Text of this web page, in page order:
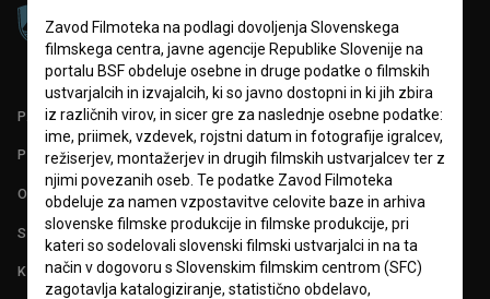
PARTNERJI
POGOJI UPORABE
O PROJEKTU
STATISTIKA
KONTAKT
Zavod Filmoteka na podlagi dovoljenja Slovenskega
filmskega centra, javne agencije Republike Slovenije na
portalu BSF obdeluje osebne in druge podatke o filmskih
ustvarjalcih in izvajalcih, ki so javno dostopni in ki jih zbira
iz različnih virov, in sicer gre za naslednje osebne podatke:
ime, priimek, vzdevek, rojstni datum in fotografije igralcev,
režiserjev, montažerjev in drugih filmskih ustvarjalcev ter z
njimi povezanih oseb. Te podatke Zavod Filmoteka
obdeluje za namen vzpostavitve celovite baze in arhiva
slovenske filmske produkcije in filmske produkcije, pri
kateri so sodelovali slovenski filmski ustvarjalci in na ta
način v dogovoru s Slovenskim filmskim centrom (SFC)
zagotavlja katalogiziranje, statistično obdelavo,